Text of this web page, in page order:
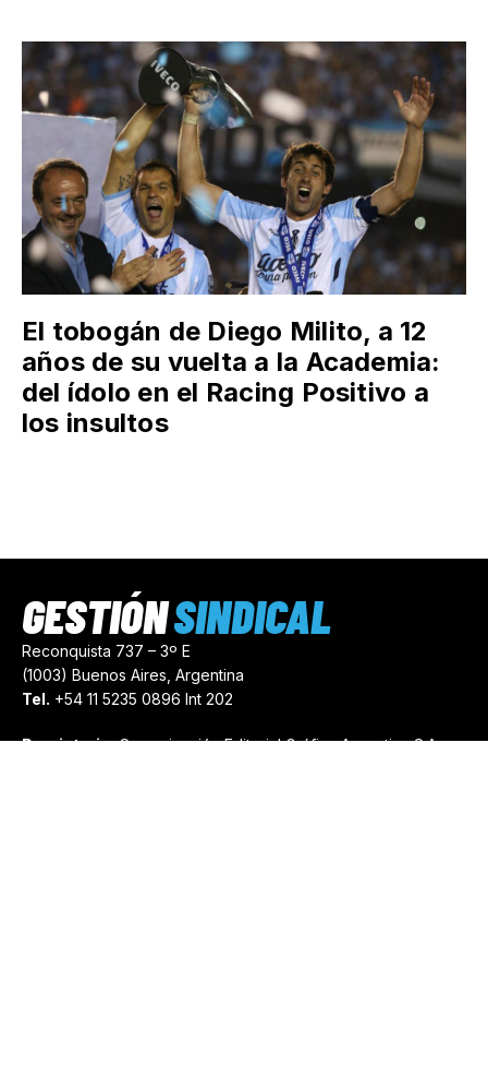
El tobogán de Diego Milito, a 12
años de su vuelta a la Academia:
del ídolo en el Racing Positivo a
los insultos
Reconquista 737 – 3º E
(1003) Buenos Aires, Argentina
Tel. +54 11 5235 0896 Int 202
Propietario:Comunicación Editorial Gráfica Argentina S.A.
GESTIÓNSINDICAL